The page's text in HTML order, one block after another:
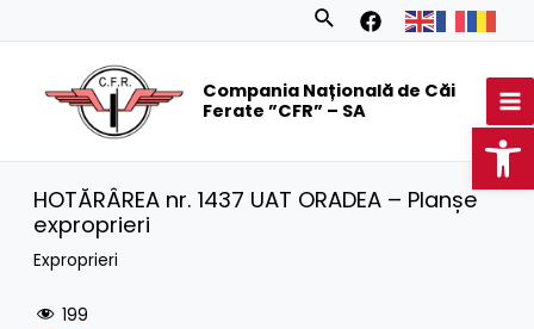
Search
Compania Națională de Căi
Ferate ”CFR” – SA
HOTĂRÂREA nr. 1437 UAT ORADEA – Planșe
exproprieri
Exproprieri
199